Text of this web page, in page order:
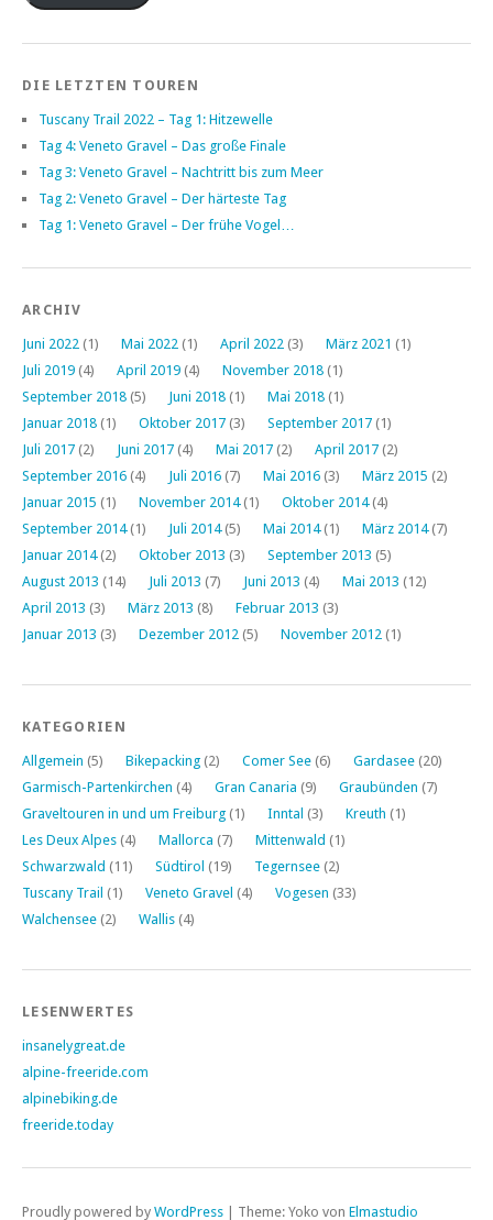
DIE LETZTEN TOUREN
Tuscany Trail 2022 – Tag 1: Hitzewelle
Tag 4: Veneto Gravel – Das große Finale
Tag 3: Veneto Gravel – Nachtritt bis zum Meer
Tag 2: Veneto Gravel – Der härteste Tag
Tag 1: Veneto Gravel – Der frühe Vogel…
ARCHIV
Juni 2022 (1) Mai 2022 (1) April 2022 (3) März 2021 (1)
Juli 2019 (4) April 2019 (4) November 2018 (1)
September 2018 (5) Juni 2018 (1) Mai 2018 (1)
Januar 2018 (1) Oktober 2017 (3) September 2017 (1)
Juli 2017 (2) Juni 2017 (4) Mai 2017 (2) April 2017 (2)
September 2016 (4) Juli 2016 (7) Mai 2016 (3) März 2015 (2)
Januar 2015 (1) November 2014(1) Oktober 2014(4)
September 2014(1) Juli 2014(5) Mai 2014(1) März 2014(7)
Januar 2014(2) Oktober 2013 (3) September 2013 (5)
August 2013 (14) Juli 2013 (7) Juni 2013 (4) Mai 2013 (12)
April 2013 (3) März 2013 (8) Februar 2013 (3)
Januar 2013 (3) Dezember 2012 (5) November 2012 (1)
KATEGORIEN
Allgemein (5) Bikepacking (2) Comer See (6) Gardasee (20)
Garmisch-Partenkirchen (4) Gran Canaria (9) Graubünden (7)
Graveltouren in und um Freiburg (1) Inntal (3) Kreuth (1)
Les Deux Alpes (4) Mallorca (7) Mittenwald (1)
Schwarzwald (11) Südtirol (19) Tegernsee (2)
Tuscany Trail (1) Veneto Gravel (4) Vogesen (33)
Walchensee (2) Wallis (4)
LESENWERTES
insanelygreat.de
alpine-freeride.com
alpinebiking.de
freeride.today
Proudly powered by WordPress Theme: Yoko von Elmastudio